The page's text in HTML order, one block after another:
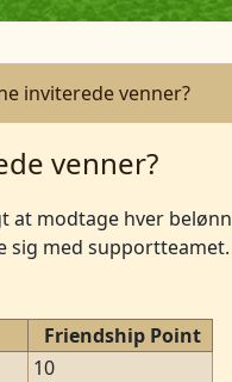
inviterede venner?
venner?
modtage hver
sig med supportteamet.
Friendship Point
10